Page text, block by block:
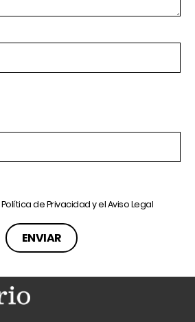
Política de Privacidady elAviso Legal